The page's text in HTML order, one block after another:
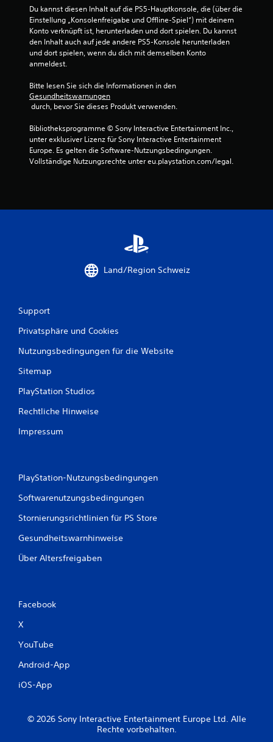
n
a
2
B
w
Du kannst diesen Inhalt auf die PS5-Hauptkonsole, die (über die
Einstellung „Konsolenfreigabe und Offline-Spiel“) mit deinem
Konto verknüpft ist, herunterladen und dort spielen. Du kannst
den Inhalt auch auf jede andere PS5-Konsole herunterladen
und dort spielen, wenn du dich mit demselben Konto
anmeldest.
Bitte lesen Sie sich die Informationen in den
Gesundheitswarnungen
durch, bevor Sie dieses Produkt verwenden.
Bibliotheksprogramme © Sony Interactive Entertainment Inc.,
unter exklusiver Lizenz für Sony Interactive Entertainment
Europe. Es gelten die Software-Nutzungsbedingungen.
Vollständige Nutzungsrechte unter eu.playstation.com/legal.
Land/Region Schweiz
Support
Privatsphäre und Cookies
Nutzungsbedingungen für die Website
Sitemap
PlayStation Studios
Rechtliche Hinweise
Impressum
PlayStation-Nutzungsbedingungen
Softwarenutzungsbedingungen
Stornierungsrichtlinien für PS Store
Gesundheitswarnhinweise
Über Altersfreigaben
Facebook
X
YouTube
Android-App
iOS-App
© 2026 Sony Interactive Entertainment Europe Ltd. Alle
Rechte vorbehalten.